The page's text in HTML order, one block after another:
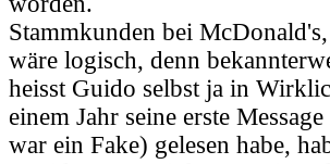
Stammkunden bei
wäre logisch, denn
heisst Guido selbst ja in
einem Jahr seine erste
war ein Fake) gelesen habe,